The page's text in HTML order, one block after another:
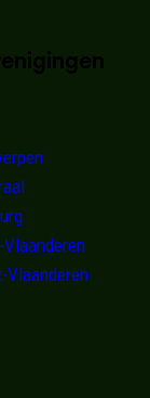
Vlaanderen